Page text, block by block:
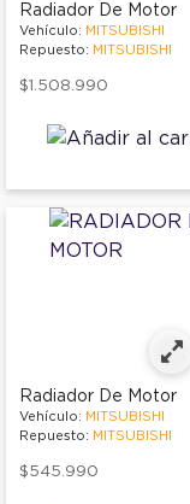
Radiador De Motor
Vehículo: MITSUBISHI
Repuesto: MITSUBISHI
$1.508.990
Radiador De Motor
Vehículo: MITSUBISHI
Repuesto: MITSUBISHI
$545.990